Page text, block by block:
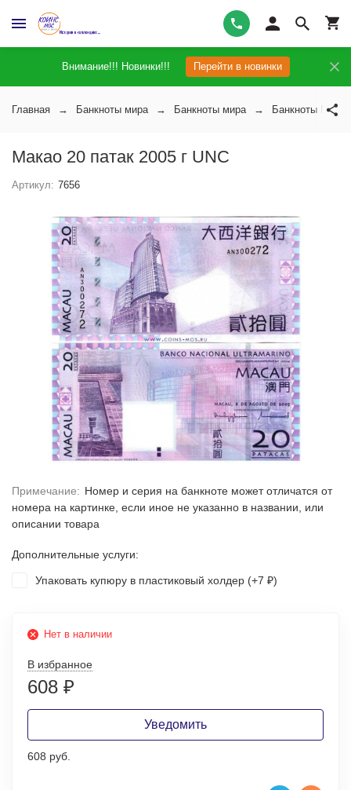
Внимание!!! Новинки!!! Перейти в новинки
Главная Банкноты мира Банкноты мира Банкноты Макао
Макао 20 патак 2005 г UNC
Артикул: 7656
Примечание: Номер и серия на банкноте может отличатся от
номера на картинке, если иное не указанно в названии, или
описании товара
Дополнительные услуги:
Упаковать купюру в пластиковый холдер (+7 ₽)
Нет в наличии
В избранное
608 ₽
Уведомить
608 руб.